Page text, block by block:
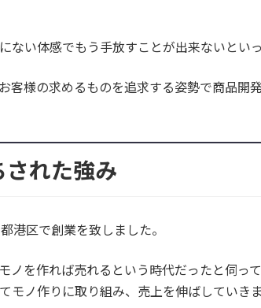
い体感でもう手放すことが出来ないとい
様の求めるものを追求する姿勢で商品開
れた強み
港区で創業を致しました。
を作れば売れるという時代だったと伺って
ノ作りに取り組み、売上を伸ばしていきま